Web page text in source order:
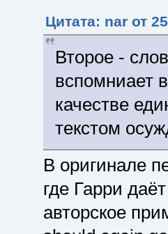
Цитата: nar от
Второе -
вспомниает
качестве
текстом
В оригинале
где Гарри
авторское